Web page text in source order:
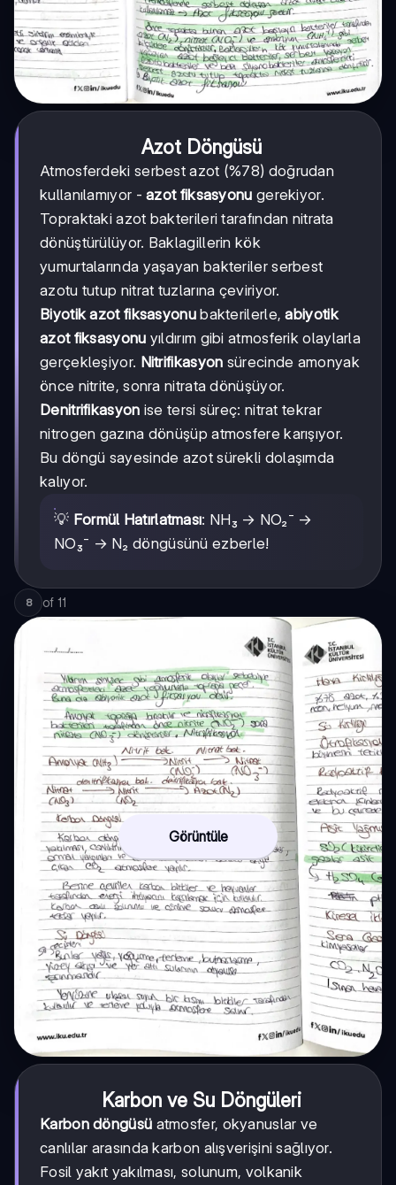
Azot Döngüsü
Atmosferdeki serbest azot (%78) doğrudan
kullanılamıyor -azot fiksasyonu gerekiyor.
Topraktaki azot bakterileri tarafından nitrata
dönüştürülüyor. Baklagillerin kök
yumurtalarında yaşayan bakteriler serbest
azotu tutup nitrat tuzlarına çeviriyor.
Biyotik azot fiksasyonubakterilerle,abiyotik
azot fiksasyonu yıldırım gibi atmosferik olaylarla
gerçekleşiyor. Nitrifikasyon sürecinde amonyak
önce nitrite, sonra nitrata dönüşüyor.
Denitrifikasyon ise tersi süreç: nitrat tekrar
nitrogen gazına dönüşüp atmosfere karışıyor.
Bu döngü sayesinde azot sürekli dolaşımda
kalıyor.
💡 Formül Hatırlatması: NH₃ → NO₂⁻ →
NO₃⁻ → N₂ döngüsünü ezberle!
8 of 11
Görüntüle
Karbon ve Su Döngüleri
Karbon döngüsü atmosfer, okyanuslar ve
canlılar arasında karbon alışverişini sağlıyor.
Fosil yakıt yakılması, solunum, volkanik